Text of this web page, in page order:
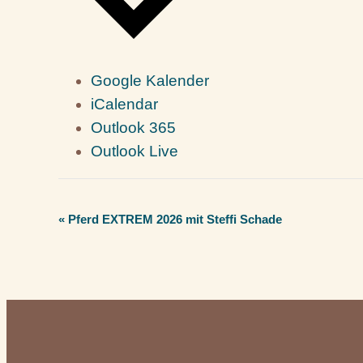
Google Kalender
iCalendar
Outlook 365
Outlook Live
Veranstaltung-
« Pferd EXTREM 2026 mit Steffi Schade